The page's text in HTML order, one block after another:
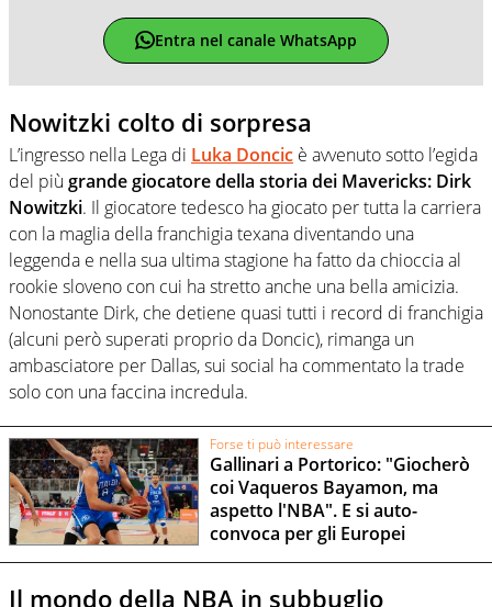
Entra nel canale WhatsApp
Nowitzki colto di sorpresa
L’ingresso nella Lega di Luka Doncic è avvenuto sotto l’egida
del più grande giocatore della storia dei Mavericks: Dirk
Nowitzki. Il giocatore tedesco ha giocato per tutta la carriera
con la maglia della franchigia texana diventando una
leggenda e nella sua ultima stagione ha fatto da chioccia al
rookie sloveno con cui ha stretto anche una bella amicizia.
Nonostante Dirk, che detiene quasi tutti i record di franchigia
(alcuni però superati proprio da Doncic), rimanga un
ambasciatore per Dallas, sui social ha commentato la trade
solo con una faccina incredula.
Forse ti può interessare
Gallinari a Portorico: "Giocherò
coi Vaqueros Bayamon, ma
aspetto l'NBA". E si auto-
convoca per gli Europei
Il mondo della NBA in subbuglio